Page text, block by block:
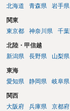
北海道
青森県 岩手県
関東
東京都
神奈川県 千
北陸・甲信越
新潟県
長野県 山梨県
東海
愛知県
静岡県 岐阜県
関西
大阪府
兵庫県 京都府